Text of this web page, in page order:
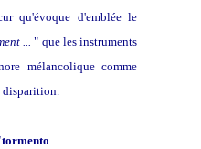
qu'évoque d'emblée le
...
" que les instruments
mélancolique comme
disparition.